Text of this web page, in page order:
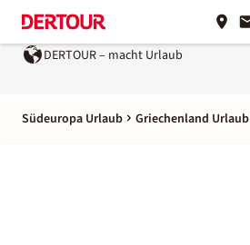
DERTOUR – macht Urlaub
Südeuropa Urlaub Griechenland Urlaub